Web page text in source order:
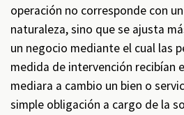
operación no corresponde con
naturaleza, sino que se ajusta
un negocio mediante el cual las
medida de intervención recibían
mediara a cambio un bien o
simple obligación a cargo de la